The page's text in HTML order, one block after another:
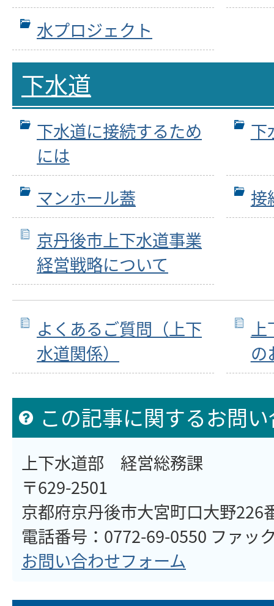
水プロジェクト
下水道
下水道に接続するため
には
下
マンホール蓋
接
京丹後市上下水道事業
経営戦略について
よくあるご質問（上下
水道関係）
上
の
この記事に関するお問
上下水道部 経営総務課
〒629-2501
京都府京丹後市大宮町口大野226
電話番号：0772-69-0550 ファッ
お問い合わせフォーム